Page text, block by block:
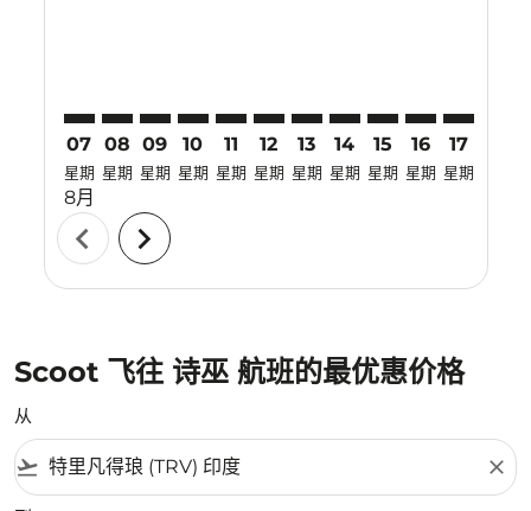
07
星期
8月
08
星期
09
星期
10
星期
11
星期
12
星期
13
星期
14
星期
15
星期
16
星期
17
星期
chevron_left chevron_right
Scoot 飞往 诗巫 航班的最优惠价格
从
flight_takeoff close